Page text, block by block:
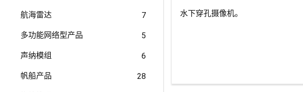
航海雷达 7
多功能网络型产品 5
声纳模组 6
帆船产品 28
水下穿孔摄像机。